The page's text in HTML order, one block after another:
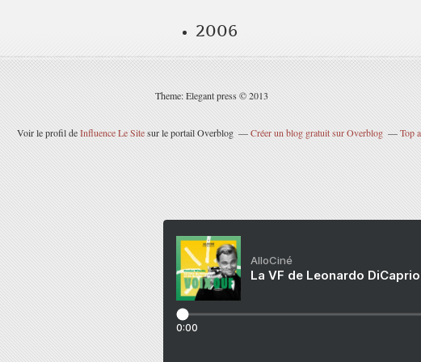
2006
Theme: Elegant press © 2013
Voir le profil deInfluence Le Sitesur le portail Overblog Créer un blog gratuit sur Overblog Top
AlloCiné
La VF de Leonardo
0:00